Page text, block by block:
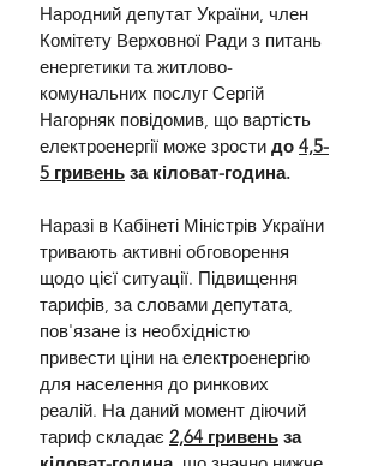
Народний депутат України, член
Комітету Верховної Ради з питань
енергетики та житлово-
комунальних послуг Сергій
Нагорняк повідомив, що вартість
електроенергії може зрости до 4,5-
5 гривень за кіловат-година.
Наразі в Кабінеті Міністрів України
тривають активні обговорення
щодо цієї ситуації. Підвищення
тарифів, за словами депутата,
пов'язане із необхідністю
привести ціни на електроенергію
для населення до ринкових
реалій. На даний момент діючий
тариф складає 2,64 гривень за